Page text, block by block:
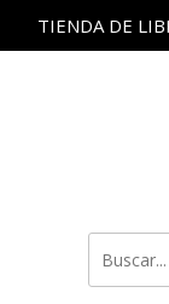
TIENDA DE